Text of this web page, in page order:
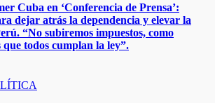
Cuba en ‘Conferencia de Prensa’:
dejar atrás la dependencia y elevar la
“No subiremos impuestos, como
todos cumplan la ley”.